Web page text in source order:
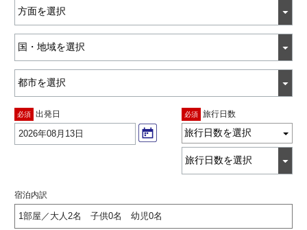
必須 出発日
2026年08月13日
必須 旅行日数
旅行日数を選択
宿泊内訳
1部屋／大人2名 子供0名 幼児0名